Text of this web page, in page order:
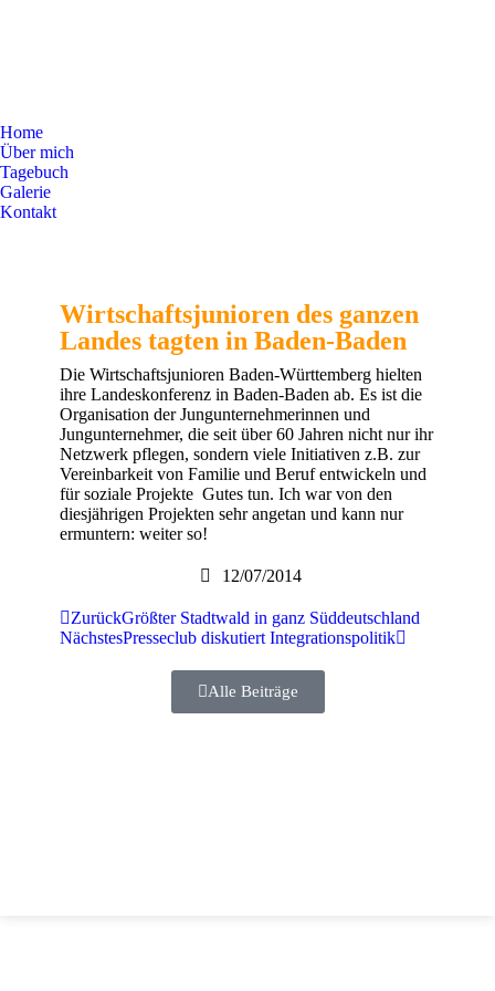
Home
Über mich
Tagebuch
Galerie
Kontakt
Wirtschaftsjunioren des ganzen
Landes tagten in Baden-Baden
Die Wirtschaftsjunioren Baden-Württemberg hielten
ihre Landeskonferenz in Baden-Baden ab. Es ist die
Organisation der Jungunternehmerinnen und
Jungunternehmer, die seit über 60 Jahren nicht nur ihr
Netzwerk pflegen, sondern viele Initiativen z.B. zur
Vereinbarkeit von Familie und Beruf entwickeln und
für soziale Projekte Gutes tun. Ich war von den
diesjährigen Projekten sehr angetan und kann nur
ermuntern: weiter so!
12/07/2014
ZurückGrößter Stadtwald in ganz Süddeutschland
NächstesPresseclub diskutiert Integrationspolitik
Alle Beiträge